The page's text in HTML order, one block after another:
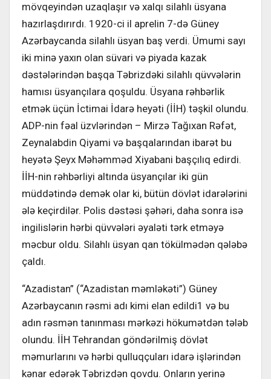
mövqeyindən uzaqlaşır və xalqı silahlı üsyana
hazırlaşdırırdı. 1920-ci il aprelin 7-də Güney
Azərbaycanda silahlı üsyan baş verdi. Ümumi sayı
iki minə yaxın olan süvari və piyada kazak
dəstələrindən başqa Təbrizdəki silahlı qüvvələrin
hamısı üsyançılara qoşuldu. Üsyana rəhbərlik
etmək üçün İctimai İdarə heyəti (İİH) təşkil olundu.
ADP-nin fəal üzvlərindən – Mirzə Tağıxan Rəfət,
Zeynalabdin Qiyami və başqalarından ibarət bu
heyətə Şeyx Məhəmməd Xiyabani başçılıq edirdi.
İİH-nin rəhbərliyi altında üsyançılar iki gün
müddətində demək olar ki, bütün dövlət idarələrini
ələ keçirdilər. Polis dəstəsi şəhəri, daha sonra isə
ingilislərin hərbi qüvvələri əyaləti tərk etməyə
məcbur oldu. Silahlı üsyan qan tökülmədən qələbə
çaldı.
“Azadistan” (“Azadistan məmləkəti”) Güney
Azərbaycanın rəsmi adı kimi elan edildi1 və bu
adın rəsmən tanınması mərkəzi hökumətdən tələb
olundu. İİH Tehrandan göndərilmiş dövlət
məmurlarını və hərbi qulluqçuları idarə işlərindən
kənar edərək Təbrizdən qovdu. Onların yerinə